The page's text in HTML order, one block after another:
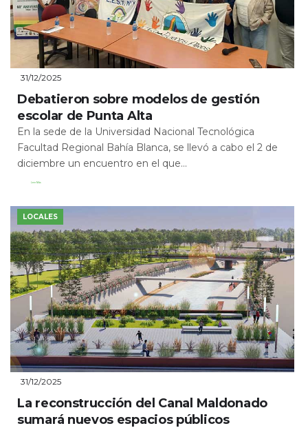
31/12/2025
Debatieron sobre modelos de gestión
escolar de Punta Alta
En la sede de la Universidad Nacional Tecnológica
Facultad Regional Bahía Blanca, se llevó a cabo el 2 de
diciembre un encuentro en el que...
Leer Más
LOCALES
31/12/2025
La reconstrucción del Canal Maldonado
sumará nuevos espacios públicos